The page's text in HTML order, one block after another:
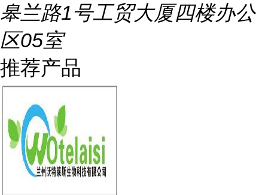
皋兰路1号工贸大厦四楼办公
区05室
推荐产品